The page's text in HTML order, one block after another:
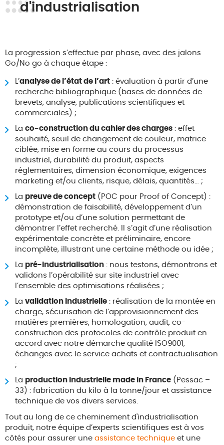
d'industrialisation
La progression s’effectue par phase, avec des jalons
Go/No go à chaque étape :
L’analyse de l’état de l’art : évaluation à partir d’une
recherche bibliographique (bases de données de
brevets, analyse, publications scientifiques et
commerciales) ;
La co-construction du cahier des charges : effet
souhaité, seuil de changement de couleur, matrice
ciblée, mise en forme au cours du processus
industriel, durabilité du produit, aspects
réglementaires, dimension économique, exigences
marketing et/ou clients, risque, délais, quantités… ;
La preuve de concept (POC pour Proof of Concept) :
démonstration de faisabilité, développement d’un
prototype et/ou d’une solution permettant de
démontrer l’effet recherché. Il s’agit d’une réalisation
expérimentale concrète et préliminaire, encore
incomplète, illustrant une certaine méthode ou idée ;
La pré-industrialisation : nous testons, démontrons et
validons l’opérabilité sur site industriel avec
l’ensemble des optimisations réalisées ;
La validation industrielle : réalisation de la montée en
charge, sécurisation de l’approvisionnement des
matières premières, homologation, audit, co-
construction des protocoles de contrôle produit en
accord avec notre démarche qualité ISO9001,
échanges avec le service achats et contractualisation
;
La production industrielle made in France (Pessac –
33) : fabrication du kilo à la tonne/jour et assistance
technique de vos divers services.
Tout au long de ce cheminement d'industrialisation
produit, notre équipe d’experts scientifiques est à vos
côtés pour assurer une assistance technique et une